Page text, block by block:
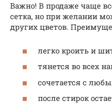
Важно! В продаже чаще
сетка, но при желании
других цветов.
легко кроить и
тянется во всех
сочетается с
после стирок